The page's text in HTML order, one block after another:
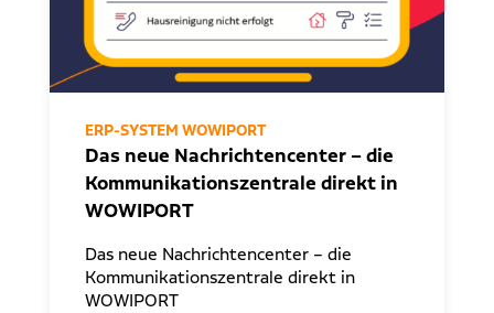
ERP-SYSTEM WOWIPORT
Das neue Nachrichtencenter – die
Kommunikationszentrale direkt in
WOWIPORT
Das neue Nachrichtencenter – die
Kommunikationszentrale direkt in
WOWIPORT